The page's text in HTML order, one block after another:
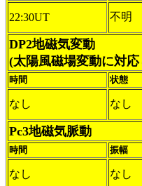
22:30UT 不明
DP2地磁気変動
(太陽風磁場変動に対応
時間 状態
なし なし
Pc3地磁気脈動
時間 振幅
なし なし